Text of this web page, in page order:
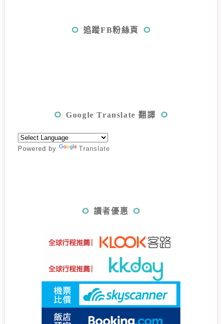
追蹤FB粉絲頁
Google Translate 翻譯
Powered by Translate
讀者優惠